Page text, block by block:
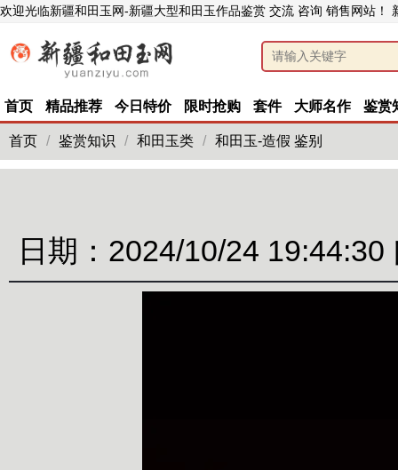
欢迎光临新疆和田玉网-新疆大型和田玉作品鉴赏 交流 咨询 销售网站！
首页 精品推荐 今日特价 限时抢购 套件 大师名作 鉴赏
首页 / 鉴赏知识 / 和田玉类 / 和田玉-造假 鉴别
日期：2024/10/24 19:44:30